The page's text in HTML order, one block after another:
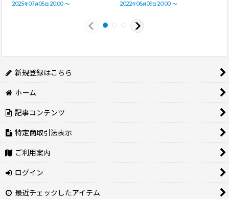
2025年07月05 日 20:00 ～ 2022年06月09日 20:00 ～
新規登録はこちら
ホーム
記事コンテンツ
特定商取引法表示
ご利用案内
ログイン
最近チェックしたアイテム